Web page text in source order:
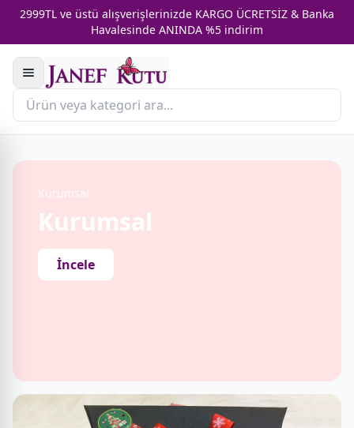
2999TL ve üstü alışverişlerinizde KARGO ÜCRETSİZ & Banka
Havalesinde ANINDA %5 indirim
Kurumsal
Kurumsal
İncele